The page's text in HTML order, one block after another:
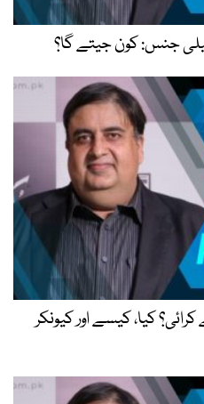
جنس: کون جیتے گا؟
کیا، کیسے اور کیونکر